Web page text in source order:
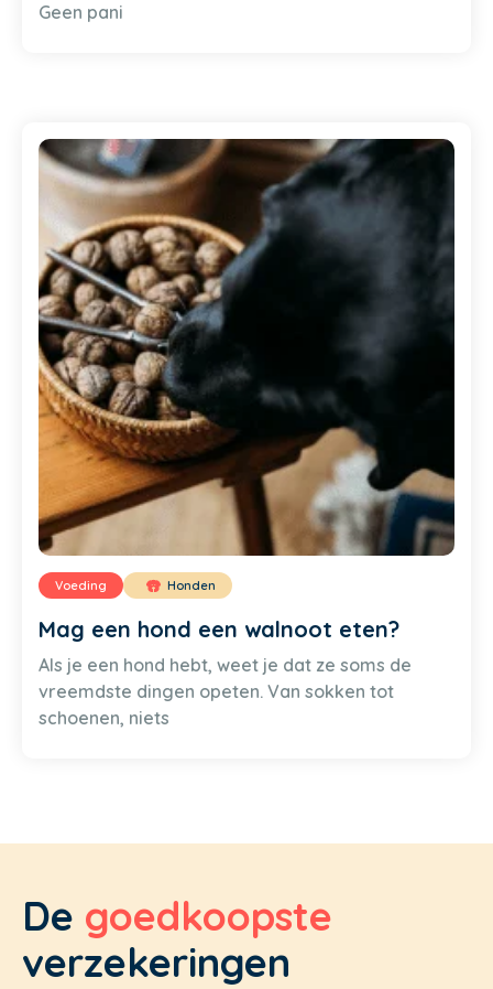
Geen pani
Voeding Honden
Mag een hond een walnoot eten?
Als je een hond hebt, weet je dat ze soms de
vreemdste dingen opeten. Van sokken tot
schoenen, niets
De goedkoopste
verzekeringen